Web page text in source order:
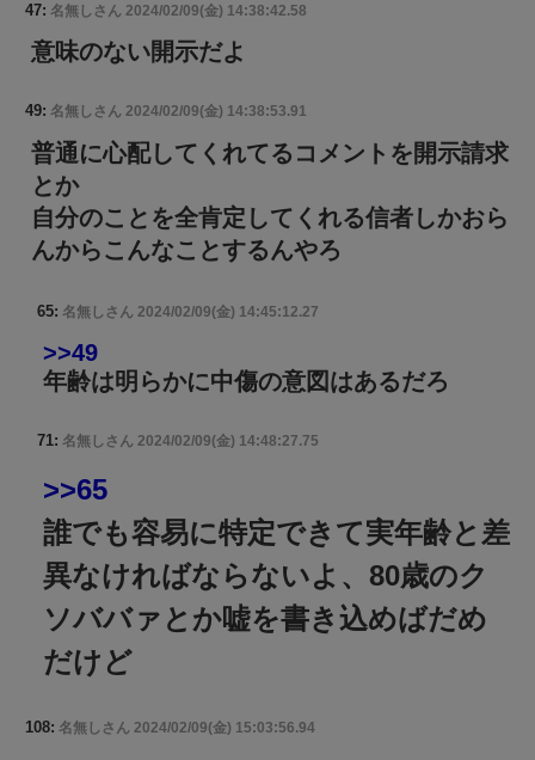
47: 名無しさん 2024/02/09(金) 14:38:42.58
意味のない開示だよ
49: 名無しさん 2024/02/09(金) 14:38:53.91
普通に心配してくれてるコメントを開示請求
とか
自分のことを全肯定してくれる信者しかおら
んからこんなことするんやろ
65: 名無しさん 2024/02/09(金) 14:45:12.27
>>49
年齢は明らかに中傷の意図はあるだろ
71: 名無しさん 2024/02/09(金) 14:48:27.75
>>65
誰でも容易に特定できて実年齢と差
異なければならないよ、80歳のク
ソババァとか嘘を書き込めばだめ
だけど
108: 名無しさん 2024/02/09(金) 15:03:56.94